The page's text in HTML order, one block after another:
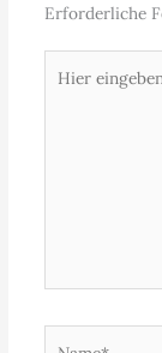
Erforderliche
eingeben…